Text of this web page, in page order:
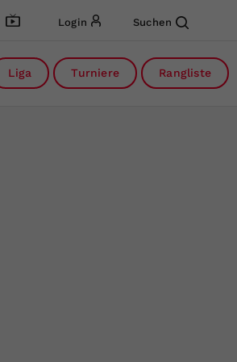
Login Suchen
Liga Turniere Rangliste